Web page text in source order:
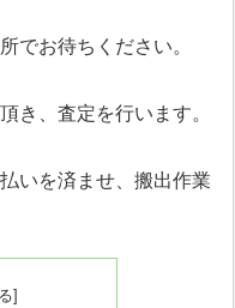
でお待ちください。
き、査定を行います。
いを済ませ、搬出作業